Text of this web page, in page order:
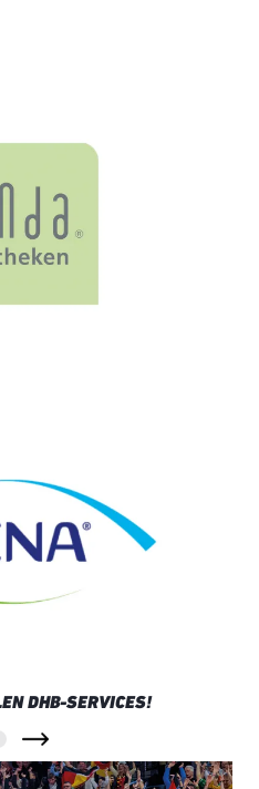
DHB-SERVICES!